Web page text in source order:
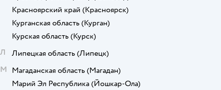
Красноярский край (Красноярск)
Курганская область (Курган)
Курская область (Курск)
Л
Липецкая область (Липецк)
М Магаданская область (Магадан)
Марий Эл Республика (Йошкар-Ола)